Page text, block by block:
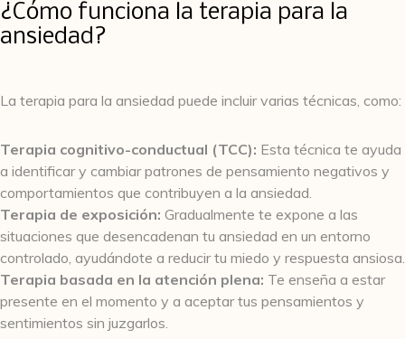
¿Cómo funciona la terapia para la
ansiedad?
La terapia para la ansiedad puede incluir varias técnicas, como:
Terapia cognitivo-conductual (TCC): Esta técnica te ayuda
a identificar y cambiar patrones de pensamiento negativos y
comportamientos que contribuyen a la ansiedad.
Terapia de exposición: Gradualmente te expone a las
situaciones que desencadenan tu ansiedad en un entorno
controlado, ayudándote a reducir tu miedo y respuesta ansiosa.
Terapia basada en la atención plena: Te enseña a estar
presente en el momento y a aceptar tus pensamientos y
sentimientos sin juzgarlos.